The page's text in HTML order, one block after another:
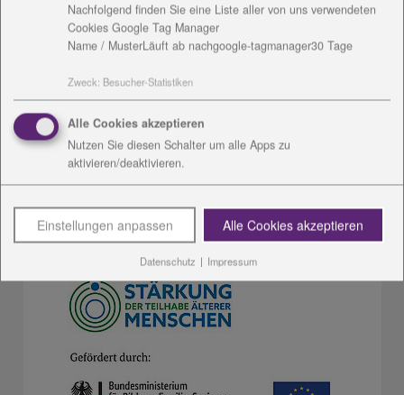
M.Helbig@diakonie-wl.de
Download:vCard
Förderung
Nachfolgend finden Sie eine Liste aller von uns verwendeten
Cookies Google Tag Manager
Name / MusterLäuft ab nachgoogle-tagmanager30 Tage
Zweck: Besucher-Statistiken
Alle Cookies akzeptieren
Nutzen Sie diesen Schalter um alle Apps zu
aktivieren/deaktivieren.
Einstellungen anpassen Alle Cookies akzeptieren
Datenschutz | Impressum